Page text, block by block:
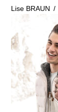
Lise BRAUN